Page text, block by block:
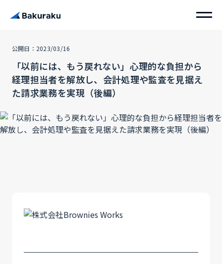
公開日：2023/03/16
「以前には、もう戻れない」心理的な負担から
経理担当者を解放し、会計処理や監査を見据え
た請求業務を実現（後編）